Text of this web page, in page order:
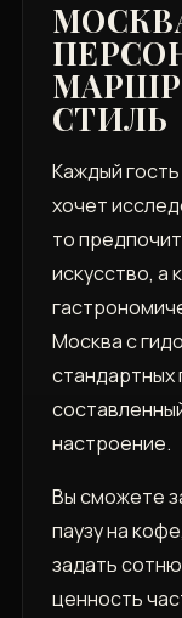
СТИЛЬ
Каждый
хочет
то
искусство, а
Москва с
стандартных
настроение.
Вы сможете
паузу на
задать
ценность